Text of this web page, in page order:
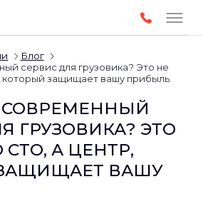
Блог
сервис для грузовика? Это не
который защищает вашу прибыль
СОВРЕМЕННЫЙ
ГРУЗОВИКА? ЭТО
А ЦЕНТР,
ВАШУ